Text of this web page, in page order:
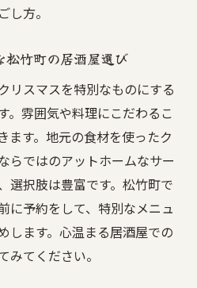
し方。
松竹町の居酒屋選び
リスマスを特別なものにする
。雰囲気や料理にこだわるこ
ます。地元の食材を使ったク
らではのアットホームなサー
選択肢は豊富です。松竹町で
に予約をして、特別なメニュ
します。心温まる居酒屋での
みてください。